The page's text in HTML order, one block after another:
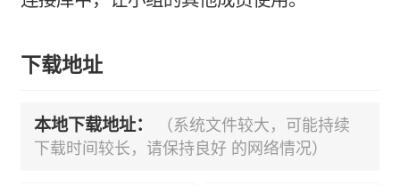
下载地址
本地下载地址：
（系统文件较大，可能持续
下载时间较长，请保持良好 的网络情况）